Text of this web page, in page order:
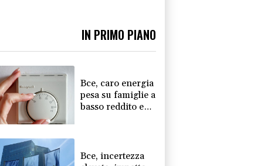
IN PRIMO PIANO
Bce, caro energia
pesa su famiglie a
basso reddito e
Bce, incertezza